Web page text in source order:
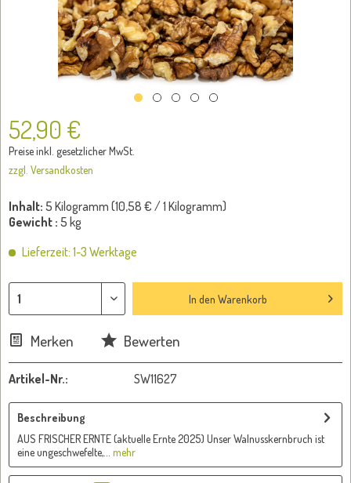
52,90 €
Preise inkl. gesetzlicher MwSt.
zzgl. Versandkosten
Inhalt: 5 Kilogramm (10,58 € / 1 Kilogramm)
Gewicht : 5 kg
Lieferzeit: 1-3 Werktage
In den Warenkorb
Merken Bewerten
Artikel-Nr.: SW11627
Beschreibung
AUS FRISCHER ERNTE (aktuelle Ernte 2025) Unser Walnusskernbruch ist
eine ungeschwefelte,...
mehr